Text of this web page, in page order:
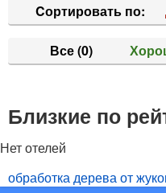
Cортировать по:
Все(0)
Близкие по
Нет отелей
обработка дерева от